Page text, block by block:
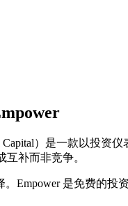
Capital）是一款以投
互补而非竞争。
Empower 是免费的投